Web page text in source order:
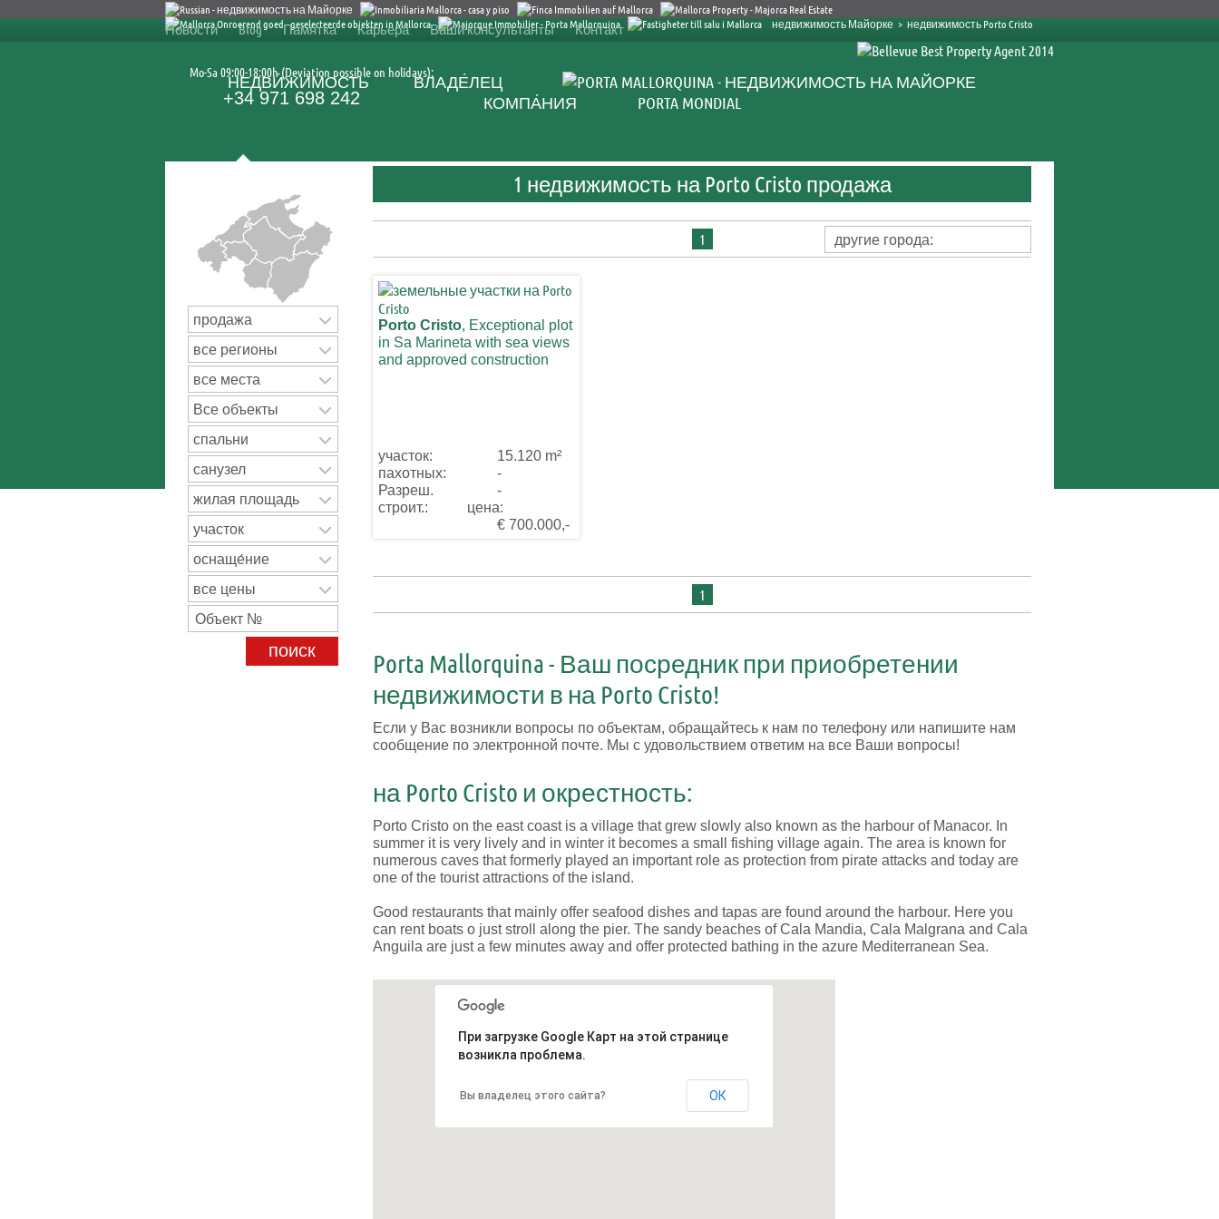
недвижимость Майорке > недвижимость Porto Cristo
Новости Blog Памятка Карьера Ваши консультанты Контакт
Mo-Sa 09:00-18:00h (Deviation possible on holidays):
+34 971 698 242
НЕДВИ́ЖИМОСТЬ
ВЛАДЕ́ЛЕЦ
КОМПА́НИЯ
PORTA MONDIAL
1 недвижимость на Porto Cristo продажа
1 другие города:
Porto Cristo, Exceptional plot
in Sa Marineta with sea views
and approved construction
участок:
15.120 m²
пахотных:
-
Разреш.
строит.:
-
ценa:
€ 700.000,-
1
Porta Mallorquina - Ваш посредник при приобретении
недвижимости в на Porto Cristo!
Если у Вас возникли вопросы по объектам, обращайтесь к нам по телефону или напишите нам
сообщение по электронной почте. Мы с удовольствием ответим на все Ваши вопросы!
на Porto Cristo и окрестность:
Porto Cristo on the east coast is a village that grew slowly also known as the harbour of Manacor. In
summer it is very lively and in winter it becomes a small fishing village again. The area is known for
numerous caves that formerly played an important role as protection from pirate attacks and today are
one of the tourist attractions of the island.
Good restaurants that mainly offer seafood dishes and tapas are found around the harbour. Here you
can rent boats o just stroll along the pier. The sandy beaches of Cala Mandia, Cala Malgrana and Cala
Anguila are just a few minutes away and offer protected bathing in the azure Mediterranean Sea.
При загрузке Google Карт на этой странице
возникла проблема.
Вы владелец этого сайта? ОК
продажа
все регионы
все места
Все объекты
спальни
санузел
жилая площадь
участок
оснаще́ние
все цены